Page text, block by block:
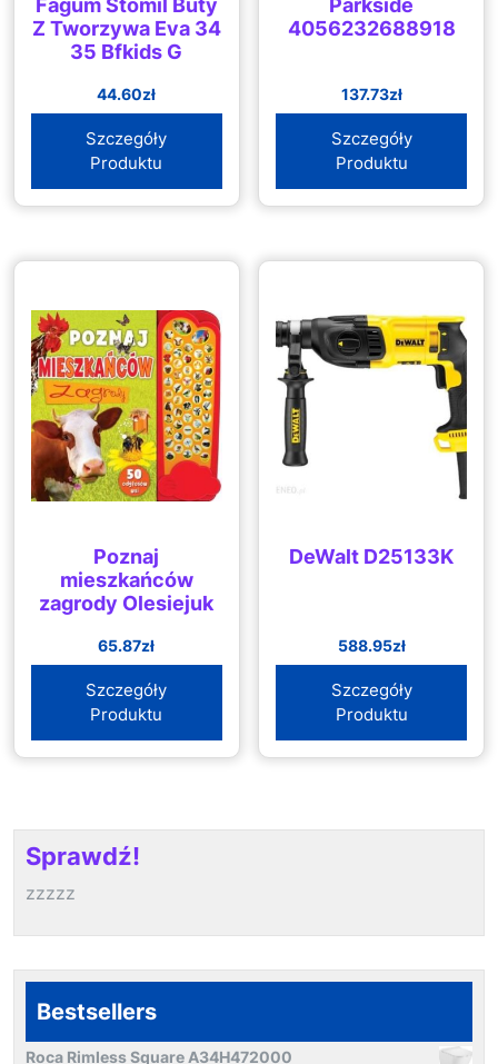
Fagum Stomil Buty
Z Tworzywa Eva 34
35 Bfkids G
44.60zł
Szczegóły
Produktu
Parkside
4056232688918
137.73zł
Szczegóły
Produktu
Poznaj
mieszkańców
zagrody Olesiejuk
65.87zł
Szczegóły
Produktu
DeWalt D25133K
588.95zł
Szczegóły
Produktu
Sprawdź!
zzzzz
Bestsellers
Roca Rimless Square A34H472000